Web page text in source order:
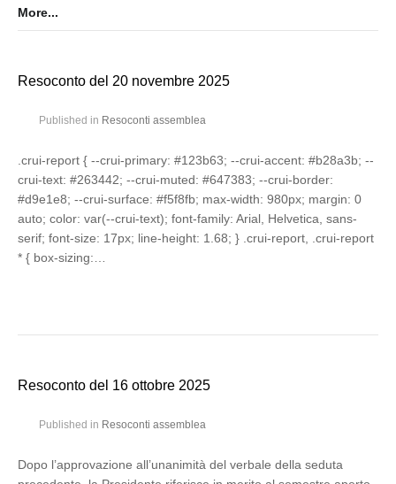
More...
Resoconto del 20 novembre 2025
Published in Resoconti assemblea
.crui-report { --crui-primary: #123b63; --crui-accent: #b28a3b; --
crui-text: #263442; --crui-muted: #647383; --crui-border:
#d9e1e8; --crui-surface: #f5f8fb; max-width: 980px; margin: 0
auto; color: var(--crui-text); font-family: Arial, Helvetica, sans-
serif; font-size: 17px; line-height: 1.68; } .crui-report, .crui-report
* { box-sizing:…
Resoconto del 16 ottobre 2025
Published in Resoconti assemblea
Dopo l’approvazione all’unanimità del verbale della seduta